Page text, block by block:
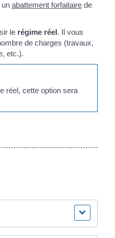
un abattement forfaitairede
le régime réel. Il vous
de charges (travaux,
etc.).
réel, cette option sera